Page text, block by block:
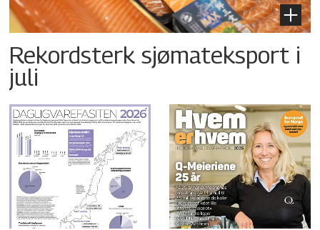
Rekordsterk sjømateksport i
juli